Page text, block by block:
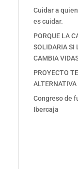
Cuidar a
es cuidar.
PORQUE LA
SOLIDARIA
CAMBIA
PROYECTO
Congreso de
Ibercaja